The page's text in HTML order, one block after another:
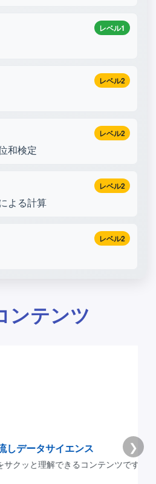
レベル1
レベル2
レベル2
和検定
レベル2
よる計算
レベル2
ンテンツ
❯
ータサイエンス
ッと理解できるコンテンツです。